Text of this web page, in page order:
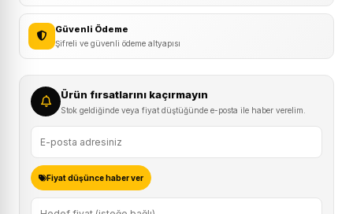
Güvenli Ödeme
Şifreli ve güvenli ödeme altyapısı
Ürün fırsatlarını kaçırmayın
Stok geldiğinde veya fiyat düştüğünde e-posta ile haber verelim.
Fiyat düşünce haber ver